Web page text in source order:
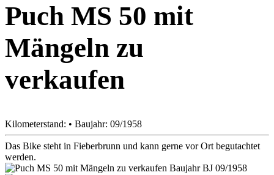
Puch MS 50 mit
Mängeln zu
verkaufen
Kilometerstand: • Baujahr: 09/1958
Das Bike steht in Fieberbrunn und kann gerne vor Ort begutachtet
werden.